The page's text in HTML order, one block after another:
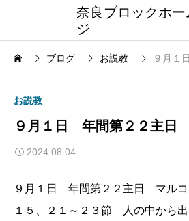
奈良ブロックホー
ジ
ブログ お説教 ９月１
お説教
９月１日 年間第２２主日
2024.08.04
９月１日 年間第２２主日 マルコ
１５、２１～２３節 人の中から